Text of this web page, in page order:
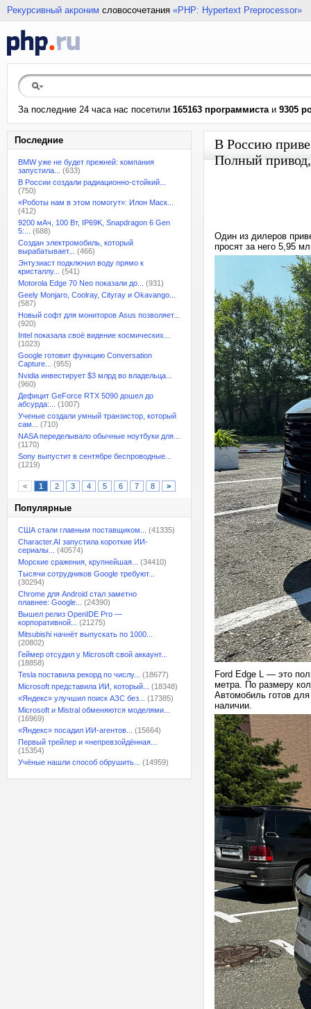
Рекурсивный акроним словосочетания «PHP: Hypertext Preprocessor»
За последние 24 часа нас посетили 165163 программистаи 9305
Последние
BMW уже не будет прежней: компания
запустила...
(633)
В России создали радиационно-стойкий...
(750)
«Роботы нам в этом помогут»: Илон Маск...
(412)
9200 мАч, 100 Вт, IP69K, Snapdragon 6 Gen
5:...
(688)
Создан электромобиль, который
вырабатывает...
(466)
Энтузиаст подключил воду прямо к
кристаллу...
(541)
Motorola Edge 70 Neo показали до...
(931)
Geely Monjaro, Coolray, Cityray и Okavango...
(587)
Новый софт для мониторов Asus позволяет...
(920)
Intel показала своё видение космических...
(1023)
Google готовит функцию Conversation
Capture...
(955)
Nvidia инвестирует $3 млрд во владельца...
(960)
Дефицит GeForce RTX 5090 дошел до
абсурда:...
(1007)
Ученые создали умный транзистор, который
сам...
(710)
NASA переделывало обычные ноутбуки для...
(1170)
Sony выпустит в сентябре беспроводные...
(1219)
< 1 2 3 4 5 6 7 8 >
Популярные
США стали главным поставщиком...
(41335)
Character.AI запустила короткие ИИ-
сериалы...
(40574)
Морские сражения, крупнейшая...
(34410)
Тысячи сотрудников Google требуют...
(30294)
Chrome для Android стал заметно
плавнее: Google...
(24390)
Вышел релиз OpenIDE Pro —
корпоративной...
(21275)
Mitsubishi начнёт выпускать по 1000...
(20802)
Геймер отсудил у Microsoft свой аккаунт...
(18858)
Tesla поставила рекорд по числу...
(18677)
Microsoft представила ИИ, который...
(18348)
«Яндекс» улучшил поиск АЗС без...
(17385)
Microsoft и Mistral обменяются моделями...
(16969)
«Яндекс» посадил ИИ-агентов...
(15664)
Первый трейлер и «непревзойдённая...
(15354)
Учёные нашли способ обрушить...
(14959)
В Россию
Полный
Один из дилеров
просят за него 5,95
Ford Edge L — это
метра. По размеру
Автомобиль готов
наличии.